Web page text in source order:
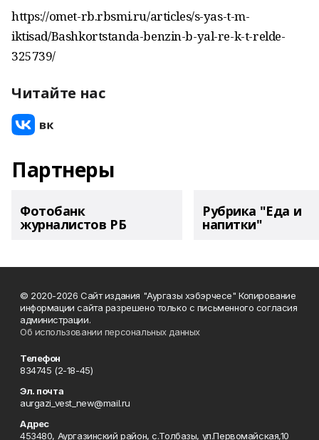
https://omet-rb.rbsmi.ru/articles/s-yas-t-m-
iktisad/Bashkortstanda-benzin-b-yal-re-k-t-relde-
325739/
Читайте нас
Партнеры
Фотобанк
журналистов РБ
Рубрика "Еда и
напитки"
© 2020-2026 Сайт издания "Аургазы хэбэрчесе" Копирование
информации сайта разрешено только с письменного согласия
администрации.
Об использовании персональных данных
Телефон
834745 (2-18-45)
Эл. почта
aurgazi_vest_new@mail.ru
Адрес
453480, Аургазинский район, с.Толбазы, ул.Первомайская,10